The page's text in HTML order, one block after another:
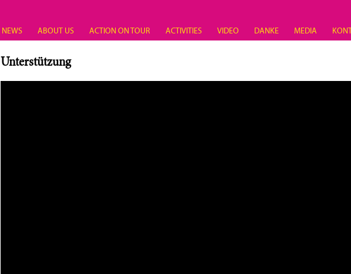
NEWS ABOUT US ACTION ON TOUR ACTIVITIES VIDEO DANKE MEDIA
Unterstützung